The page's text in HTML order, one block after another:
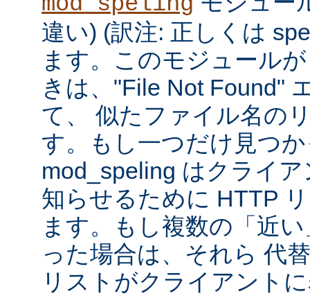
違い) (訳注: 正しくは
ます。このモジュール
きは、"File Not Found"
て、 似たファイル名の
す。もし一つだけ見つ
mod_speling はクライ
知らせるために HTTP
ます。もし複数の「近
った場合は、それら 代
リストがクライアント